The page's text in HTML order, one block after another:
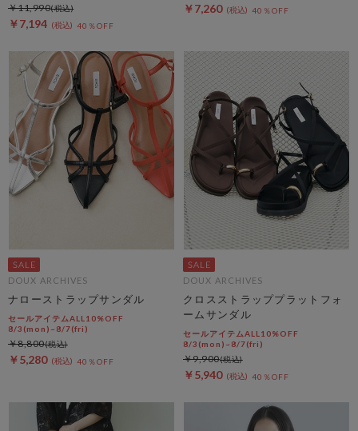
￥7,194 40％OFF
￥11,990 ￥7,260 40％OFF
DOUX ARCHIVES
ナローストラップサンダル
セールアイテムALL10%OFF
8/3(mon)~8/7(fri)
￥5,280 40％OFF
￥8,800
DOUX ARCHIVES
クロスストラッププラットフォ
ームサンダル
セールアイテムALL10%OFF
8/3(mon)~8/7(fri)
￥5,940 40％OFF
￥9,900